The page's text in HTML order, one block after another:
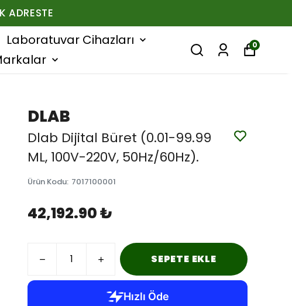
ADRESTE
Laboratuvar Cihazları
0
DLAB
Dlab Dijital Büret (0.01-99.99
ML, 100V-220V, 50Hz/60Hz).
Ürün Kodu: 7017100001
42,192.90 ₺
SEPETE EKLE